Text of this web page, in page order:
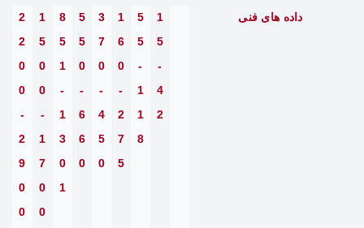
داده های فنی
1
5
-
4
2
5
5
-
1
1
8
1
6
0
-
2
7
5
3
7
0
-
4
5
0
5
5
0
-
6
6
0
8
5
1
-
1
3
0
1
1
5
0
0
-
1
7
0
0
2
2
0
0
-
2
9
0
0